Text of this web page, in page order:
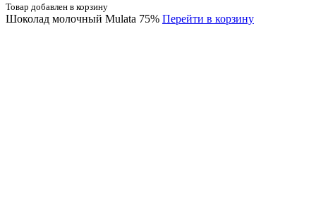
Товар добавлен в корзину
Шоколад молочный Mulata 75% Перейти в корзину